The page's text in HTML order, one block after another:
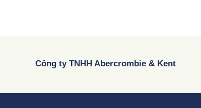
Công ty TNHH Abercrombie & Kent